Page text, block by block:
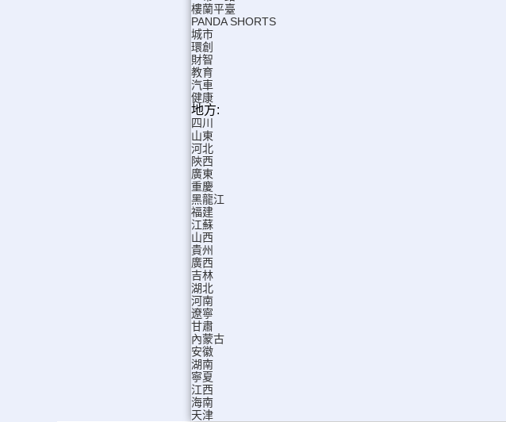
樓蘭平臺
PANDA SHORTS
城市
環創
財智
教育
汽車
健康
地方:
四川
山東
河北
陝西
廣東
重慶
黑龍江
福建
江蘇
山西
貴州
廣西
吉林
湖北
河南
遼寧
甘肅
內蒙古
安徽
湖南
寧夏
江西
海南
天津